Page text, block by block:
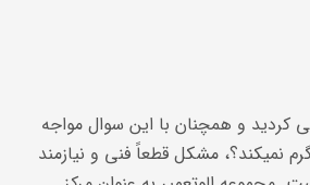
طی کردید و همچنان با این سوال مواجه
نمیکند؟، مشکل قطعاً فنی و نیازمند